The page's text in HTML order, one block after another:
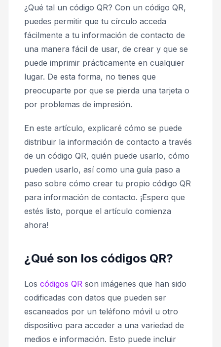
¿Qué tal un código QR? Con un código QR,
puedes permitir que tu círculo acceda
fácilmente a tu información de contacto de
una manera fácil de usar, de crear y que se
puede imprimir prácticamente en cualquier
lugar. De esta forma, no tienes que
preocuparte por que se pierda una tarjeta o
por problemas de impresión.
En este artículo, explicaré cómo se puede
distribuir la información de contacto a través
de un código QR, quién puede usarlo, cómo
pueden usarlo, así como una guía paso a
paso sobre cómo crear tu propio código QR
para información de contacto. ¡Espero que
estés listo, porque el artículo comienza
ahora!
¿Qué son los códigos QR?
Los códigos QR son imágenes que han sido
codificadas con datos que pueden ser
escaneados por un teléfono móvil u otro
dispositivo para acceder a una variedad de
medios e información. Esto puede incluir